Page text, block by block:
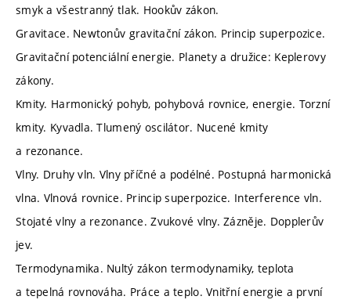
smyk a všestranný tlak. Hookův zákon.
Gravitace. Newtonův gravitační zákon. Princip superpozice.
Gravitační potenciální energie. Planety a družice: Keplerovy
zákony.
Kmity. Harmonický pohyb, pohybová rovnice, energie. Torzní
kmity. Kyvadla. Tlumený oscilátor. Nucené kmity
a rezonance.
Vlny. Druhy vln. Vlny příčné a podélné. Postupná harmonická
vlna. Vlnová rovnice. Princip superpozice. Interference vln.
Stojaté vlny a rezonance. Zvukové vlny. Zázněje. Dopplerův
jev.
Termodynamika. Nultý zákon termodynamiky, teplota
a tepelná rovnováha. Práce a teplo. Vnitřní energie a první